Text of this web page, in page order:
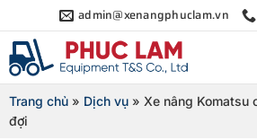
qua
nội
dung
admin@xenangphuclam.vn
Trang chủ » Dịch vụ » Xe nâng Komatsu
đợi